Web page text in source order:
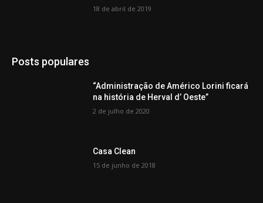
18 de abril de 2019
Posts populares
“Administração de Américo Lorini ficará
na história de Herval d’ Oeste”
2 de julho de 2020
Casa Clean
15 de junho de 2018